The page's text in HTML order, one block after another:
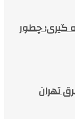
گیری؛ چطور
تهران